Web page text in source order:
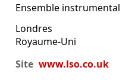
Ensemble instrumental
Londres
Royaume-Uni
Site www.lso.co.uk